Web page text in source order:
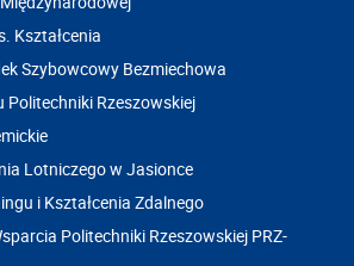
Kształcenia
Szybowcowy Bezmiechowa
Politechniki Rzeszowskiej
Lotniczego w Jasionce
i Kształcenia Zdalnego
Politechniki Rzeszowskiej PRZ-